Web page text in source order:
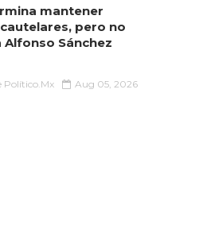
mantener
pero no
Alfonso Sánchez
Político.Mx Aug 05, 2026